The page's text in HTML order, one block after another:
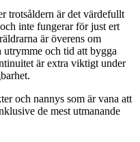
trotsåldern är det värdefullt
inte fungerar för just ert
är överens om
utrymme och tid att bygga
är extra viktigt under
och nannys som är vana att
de mest utmanande